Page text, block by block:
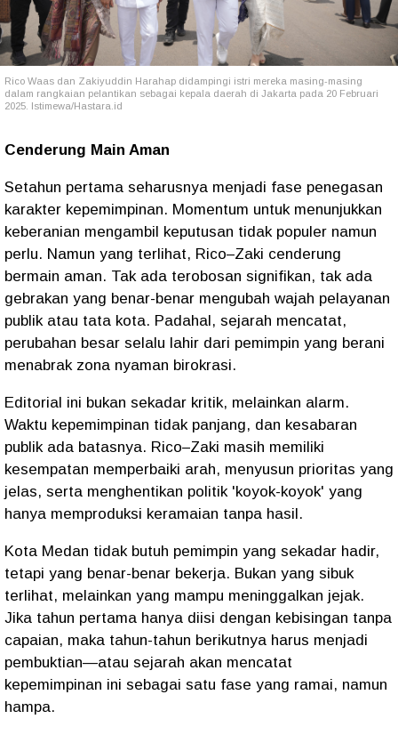
Rico Waas dan Zakiyuddin Harahap didampingi istri mereka masing-masing
dalam rangkaian pelantikan sebagai kepala daerah di Jakarta pada 20 Februari
2025. Istimewa/Hastara.id
Cenderung Main Aman
Setahun pertama seharusnya menjadi fase penegasan
karakter kepemimpinan. Momentum untuk menunjukkan
keberanian mengambil keputusan tidak populer namun
perlu. Namun yang terlihat, Rico–Zaki cenderung
bermain aman. Tak ada terobosan signifikan, tak ada
gebrakan yang benar-benar mengubah wajah pelayanan
publik atau tata kota. Padahal, sejarah mencatat,
perubahan besar selalu lahir dari pemimpin yang berani
menabrak zona nyaman birokrasi.
Editorial ini bukan sekadar kritik, melainkan alarm.
Waktu kepemimpinan tidak panjang, dan kesabaran
publik ada batasnya. Rico–Zaki masih memiliki
kesempatan memperbaiki arah, menyusun prioritas yang
jelas, serta menghentikan politik 'koyok-koyok' yang
hanya memproduksi keramaian tanpa hasil.
Kota Medan tidak butuh pemimpin yang sekadar hadir,
tetapi yang benar-benar bekerja. Bukan yang sibuk
terlihat, melainkan yang mampu meninggalkan jejak.
Jika tahun pertama hanya diisi dengan kebisingan tanpa
capaian, maka tahun-tahun berikutnya harus menjadi
pembuktian—atau sejarah akan mencatat
kepemimpinan ini sebagai satu fase yang ramai, namun
hampa.